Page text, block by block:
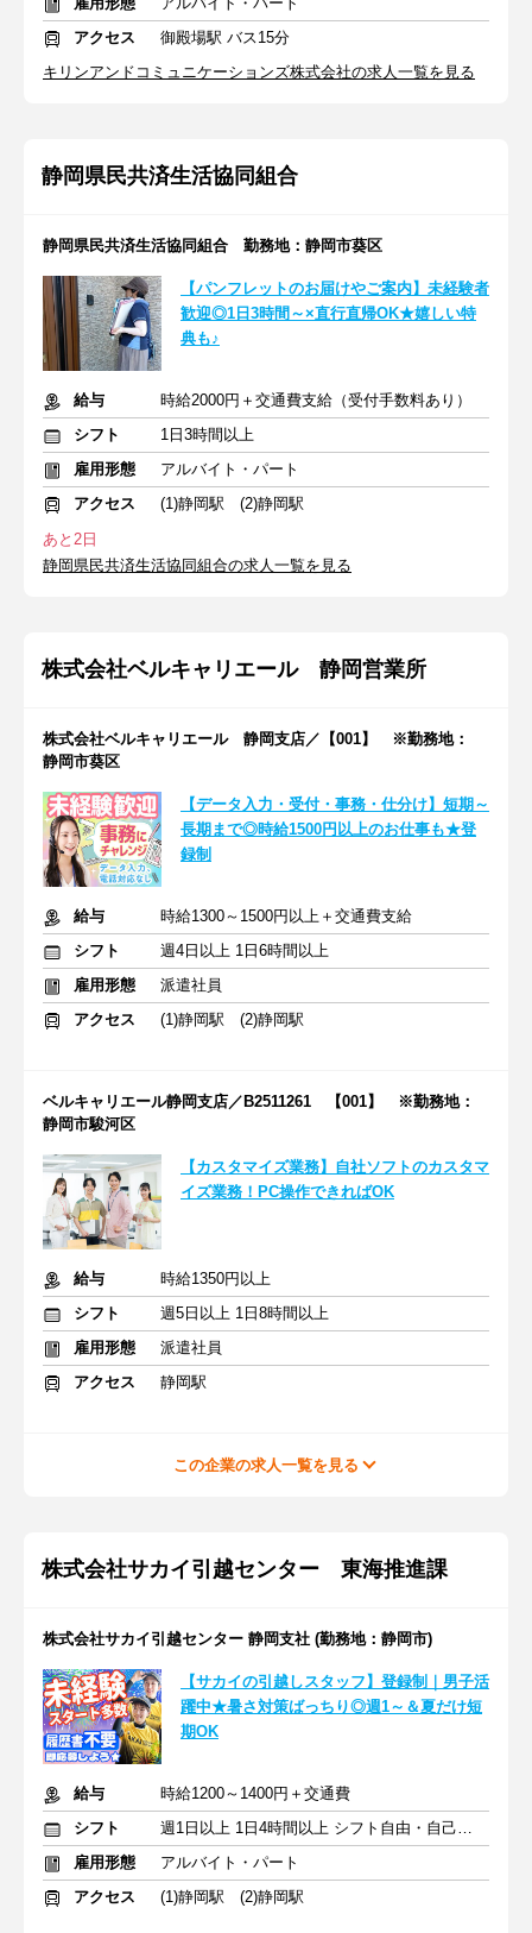
アクセス
御殿場駅 バス15分
キリンアンドコミュニケーションズ株式会社の求人一覧を見る
静岡県民共済生活協同組合
静岡県民共済生活協同組合 勤務地：静岡市葵区
【パンフレットのお届けやご案内】未経験者
歓迎◎1日3時間～×直行直帰OK★嬉しい特
典も♪
給与
時給2000円＋交通費支給（受付手数料あり）
シフト
1日3時間以上
雇用形態
アルバイト・パート
アクセス
(1)静岡駅 (2)静岡駅
あと2日
静岡県民共済生活協同組合の求人一覧を見る
株式会社ベルキャリエール 静岡営業所
株式会社ベルキャリエール 静岡支店／【001】 ※勤務地：
静岡市葵区
【データ入力・受付・事務・仕分け】短期～
長期まで◎時給1500円以上のお仕事も★登
録制
給与
時給1300～1500円以上＋交通費支給
シフト
週4日以上 1日6時間以上
雇用形態
派遣社員
アクセス
(1)静岡駅 (2)静岡駅
ベルキャリエール静岡支店／B2511261 【001】 ※勤務地：
静岡市駿河区
【カスタマイズ業務】自社ソフトのカスタマ
イズ業務！PC操作できればOK
給与
時給1350円以上
シフト
週5日以上 1日8時間以上
雇用形態
派遣社員
アクセス
静岡駅
この企業の求人一覧を見る
株式会社サカイ引越センター 東海推進課
株式会社サカイ引越センター 静岡支社 (勤務地：静岡市)
【サカイの引越しスタッフ】登録制｜男子活
躍中★暑さ対策ばっちり◎週1～＆夏だけ短
期OK
給与
時給1200～1400円＋交通費
シフト
週1日以上 1日4時間以上 シフト自由・自己申告
雇用形態
アルバイト・パート
アクセス
(1)静岡駅 (2)静岡駅